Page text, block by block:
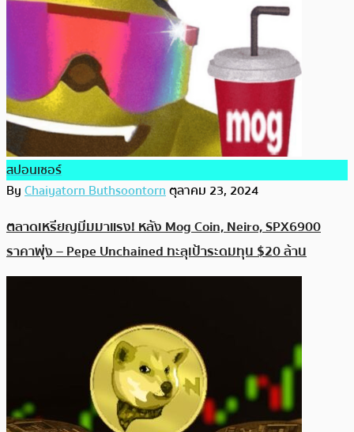
สปอนเซอร์
ByChaiyatorn Buthsoontornตุลาคม 23, 2024
ตลาดเหรียญมีมมาแรง! หลัง Mog Coin, Neiro, SPX6900
ราคาพุ่ง – Pepe Unchained ทะลุเป้าระดมทุน $20 ล้าน